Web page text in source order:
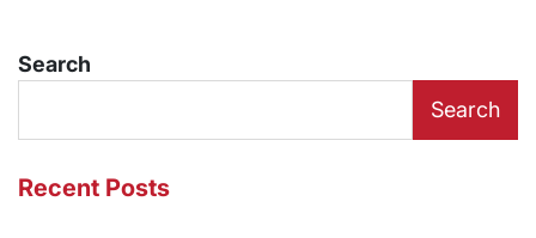
Search
Search
Recent Posts